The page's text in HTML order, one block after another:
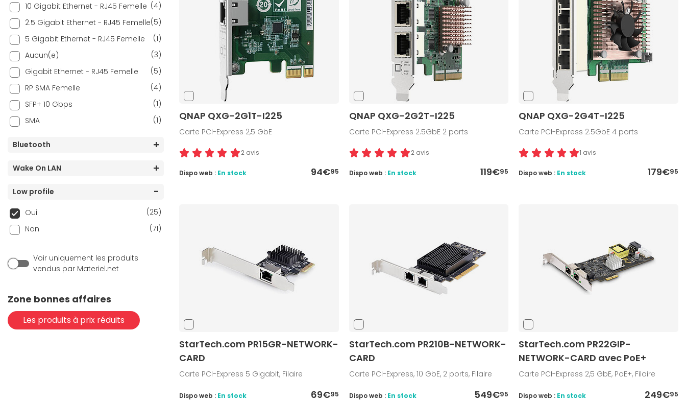
Wi-Fi 6 AX 1148 (IEEE 802.11ax)
(1)
Wi-Fi 6 AX 1201 (IEE 802.11ax)
(1)
Wi-Fi 6 AX 1800 (IEEE 802.11ax)
(2)
Wi-Fi 6 AX 2402 (IEEE 802.11ax)
(4)
Wi-Fi 6 AX 3000 (IEEE 802.11ax)
(3)
(1)
Wi-Fi 6 AX 574 (IEEE 802.11ax)
(6)
(2)
Wi-Fi 7
(1)
Wi-Fi AC 1733 Mbps (IEEE 802.11ac)
(3)
Wi-Fi B (IEEE 802.11b)
(5)
Wi-Fi G (IEEE 802.11g)
(5)
Wi-Fi N 300 Mbps (IEEE 802.11n)
10 Gigabit Ethernet - RJ45 Femelle (4)
2.5 Gigabit Ethernet - RJ45 Femelle(5)
5 Gigabit Ethernet - RJ45 Femelle
(1)
Aucun(e)
(3)
Gigabit Ethernet - RJ45 Femelle
(5)
RP SMA Femelle
(4)
SFP+ 10 Gbps
(1)
SMA
(1)
Bluetooth
Wake On LAN
Low profile
Oui
(25)
Non
(71)
Voir uniquement les produits
vendus par Materiel.net
Zone bonnes affaires
Les produits à prix réduits
QNAP QXG-2G1T-I225
Carte PCI-Express 2,5 GbE
2 avis
94€95
Dispo web : En stock
QNAP QXG-2G2T-I225
Carte PCI-Express 2.5GbE 2 ports
2 avis
119€95
Dispo web : En stock
QNAP QXG-2G4T-I225
Carte PCI-Express 2.5GbE 4 ports
1 avis
179€95
Dispo web : En stock
StarTech.com PR15GR-NETWORK-
CARD
Carte PCI-Express 5 Gigabit, Filaire
69€95
Dispo web : En stock
StarTech.com PR210B-NETWORK-
CARD
Carte PCI-Express, 10 GbE, 2 ports, Filaire
549€95
Dispo web : En stock
StarTech.com PR22GIP-
NETWORK-CARD avec PoE+
Carte PCI-Express 2,5 GbE, PoE+, Filaire
249€95
Dispo web : En stock